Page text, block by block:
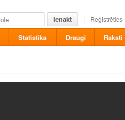
Ienākt Reģistrēties
Statistika Draugi Raksti